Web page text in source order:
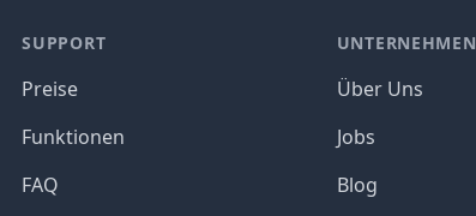
SUPPORT
Preise
Funktionen
FAQ
UNTERNEHMEN
Über Uns
Jobs
Blog